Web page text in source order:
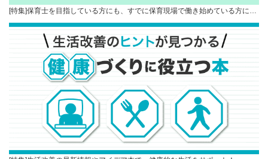
[特集]保育士を目指している方にも、すでに保育現場で働き始めている方に…